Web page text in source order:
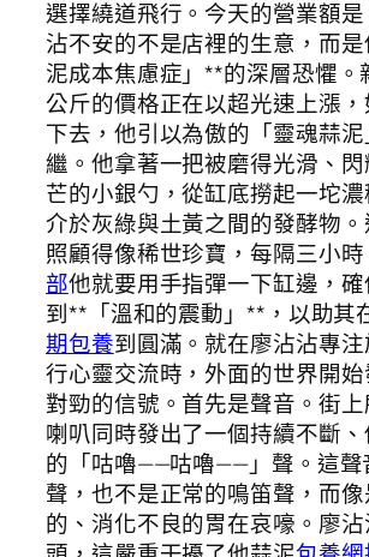
選擇繞道飛行。今天的營業額
沾不安的不是店裡的生意，而
泥成本焦慮症」**的深層恐懼。
公斤的價格正在以超光速上漲
下去，他引以為傲的「靈魂蒜
繼。他拿著一把被磨得光滑、
芒的小銀勺，從缸底撈起一坨
介於灰綠與土黃之間的發酵物
照顧得像稀世珍寶，每隔三小時
部他就要用手指彈一下缸邊，
到**「溫和的震動」**，以助其
期包養到圓滿。就在廖沾沾專
行心靈交流時，外面的世界開
對勁的信號。首先是聲音。街
喇叭同時發出了一個持續不斷
的「咕嚕——咕嚕——」聲。這聲
聲，也不是正常的鳴笛聲，而
的、消化不良的胃在哀嚎。廖